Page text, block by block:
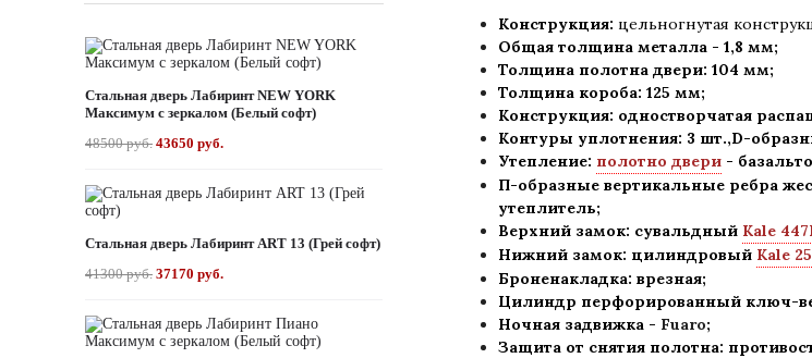
Стальная дверь Лабиринт NEW YORK
Максимум с зеркалом (Белый софт)
48500 руб. 43650 руб.
Стальная дверь Лабиринт ART 13 (Грей софт)
41300 руб. 37170 руб.
Конструкция: цельногнутая
Общая толщина металла - 1,8 мм;
Толщина полотна двери: 104 мм;
Толщина короба: 125 мм;
Конструкция: одностворчатая
Контуры уплотнения: 3 шт.,D-
Утепление: полотно двери -
П-образные вертикальные ребра
утеплитель;
Верхний замок: сувальдный Kale
Нижний замок: цилиндровый Kale
Броненакладка: врезная;
Цилиндр перфорированный ключ-
Ночная задвижка - Fuaro;
Защита от снятия полотна: